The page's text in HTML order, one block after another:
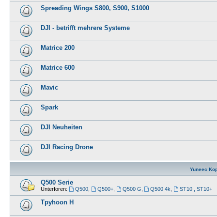
Spreading Wings S800, S900, S1000
DJI - betrifft mehrere Systeme
Matrice 200
Matrice 600
Mavic
Spark
DJI Neuheiten
DJI Racing Drone
Yuneec
Q500 Serie
Unterforen: Q500, Q500+, Q500 G Q500 4k ST10 , ST10+
Tpyhoon H